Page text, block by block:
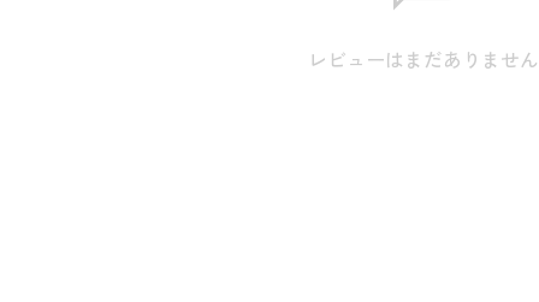
裾幅:28.8cm / ウエスト:82.0cm / ヒップ:110.0cm
レビューはまだありません